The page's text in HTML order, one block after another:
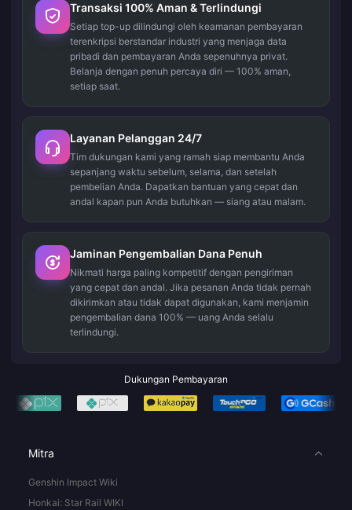
Transaksi 100% Aman & Terlindungi
Setiap top-up dilindungi oleh keamanan pembayaran
terenkripsi berstandar industri yang menjaga data
pribadi dan pembayaran Anda sepenuhnya privat.
Belanja dengan penuh percaya diri — 100% aman,
setiap saat.
Layanan Pelanggan 24/7
Tim dukungan kami yang ramah siap membantu Anda
sepanjang waktu sebelum, selama, dan setelah
pembelian Anda. Dapatkan bantuan yang cepat dan
andal kapan pun Anda butuhkan — siang atau malam.
Jaminan Pengembalian Dana Penuh
Nikmati harga paling kompetitif dengan pengiriman
yang cepat dan andal. Jika pesanan Anda tidak pernah
dikirimkan atau tidak dapat digunakan, kami menjamin
pengembalian dana 100% — uang Anda selalu
terlindungi.
Dukungan Pembayaran
Mitra
Genshin Impact Wiki
Honkai: Star Rail WIKI